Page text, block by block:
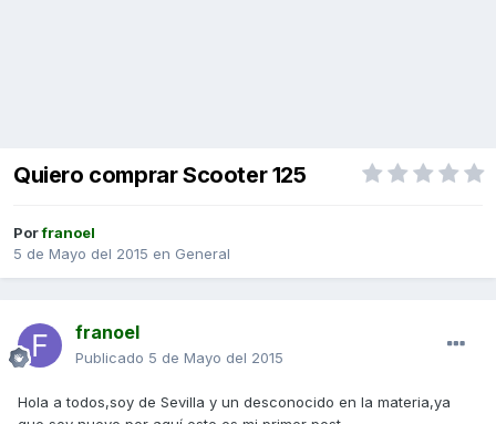
Quiero comprar Scooter 125
Porfranoel
5 de Mayo del 2015 en General
franoel
Publicado 5 de Mayo del 2015
Hola a todos,soy de Sevilla y un desconocido en la materia,ya